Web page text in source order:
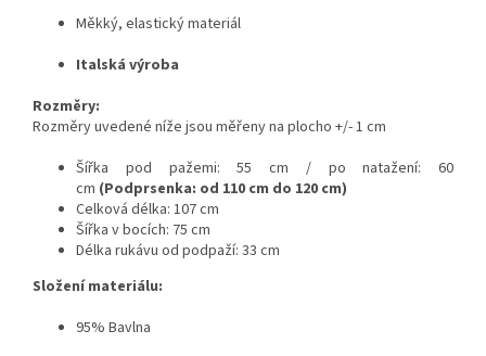
Měkký, elastický materiál
Italská výroba
Rozměry:
Rozměry uvedené níže jsou měřeny na plocho +/- 1 cm
Šířka pod pažemi: 55 cm / po natažení: 60
cm (Podprsenka: od 110 cm do 120 cm)
Celková délka: 107 cm
Šířka v bocích: 75 cm
Délka rukávu od podpaží: 33 cm
Složení materiálu:
95% Bavlna